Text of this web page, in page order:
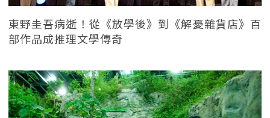
東野圭吾病逝！從《放學後》到《解憂雜貨店》百
部作品成推理文學傳奇